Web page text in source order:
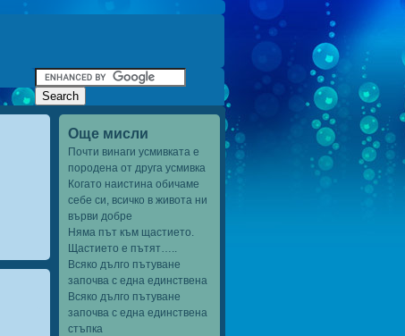
Още мисли
Почти винаги усмивката е
породена от друга усмивка
Когато наистина обичаме
себе си, всичко в живота ни
върви добре
Няма път към щастието.
Щастието е пътят…..
Всяко дълго пътуване
започва с една единствена
Всяко дълго пътуване
започва с една единствена
стъпка